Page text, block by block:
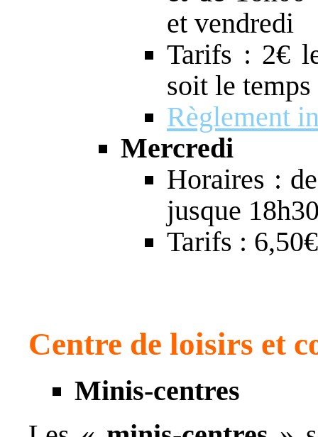
et vendredi
Tarifs : 2€
soit le temps
Règlement
Mercredi
Horaires :
jusque
Tarifs :
Centre de loisirs et
Minis-centres